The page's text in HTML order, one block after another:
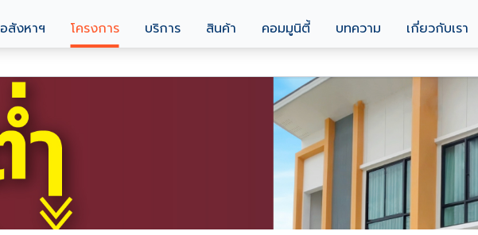
อสังหาฯ โครงการ บริการ สินค้า คอมมูนิตี้ บทความ เกี่ยวกับเรา